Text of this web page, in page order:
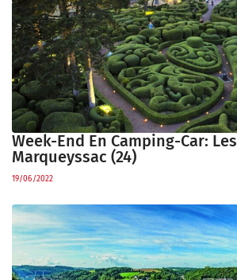
Week-End En Camping-Car:
Marqueyssac (24)
19/06/2022